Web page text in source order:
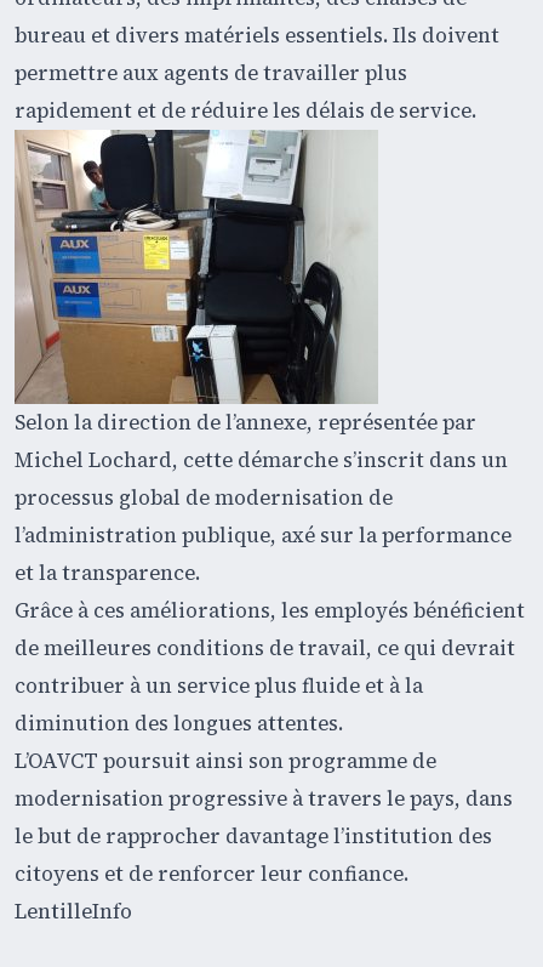
bureau et divers matériels essentiels. Ils doivent
permettre aux agents de travailler plus
rapidement et de réduire les délais de service.
Selon la direction de l’annexe, représentée par
Michel Lochard, cette démarche s’inscrit dans un
processus global de modernisation de
l’administration publique, axé sur la performance
et la transparence.
Grâce à ces améliorations, les employés bénéficient
de meilleures conditions de travail, ce qui devrait
contribuer à un service plus fluide et à la
diminution des longues attentes.
L’OAVCT poursuit ainsi son programme de
modernisation progressive à travers le pays, dans
le but de rapprocher davantage l’institution des
citoyens et de renforcer leur confiance.
LentilleInfo